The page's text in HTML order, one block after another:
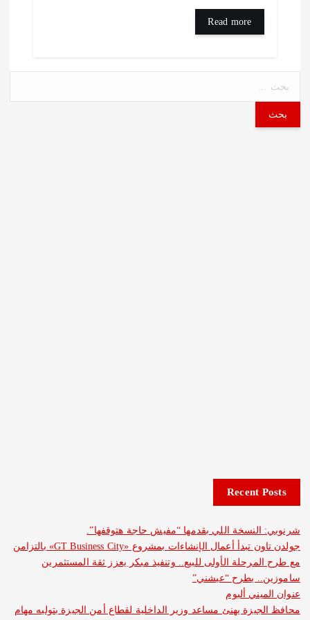
Recent
اللي بقدمها “مفيش حاجة هتوقفها”.
جولدن تاون تبدأ أعمال الإنشاءات بمشروع «GT Business City» بالتزامن
الأولى للبيع.. وتنفيذ مبكر يعزز ثقة المستثمرين
يطرح “عيشني”
ألبوم
يهنئ مساعد وزير الداخلية لقطاع أمن الجيزة بتوليه مهام